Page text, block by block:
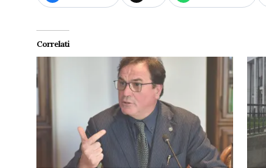
Correlati